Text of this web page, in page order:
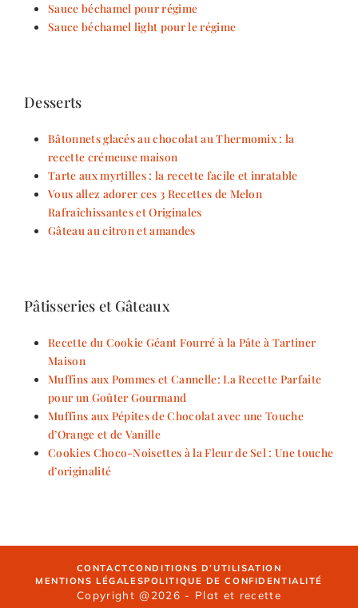
Sauce béchamel pour régime
Sauce béchamel light pour le régime
Desserts
Bâtonnets glacés au chocolat au Thermomix : la
recette crémeuse maison
Tarte aux myrtilles : la recette facile et inratable
Vous allez adorer ces 3 Recettes de Melon
Rafraîchissantes et Originales
Gâteau au citron et amandes
Pâtisseries et Gâteaux
Recette du Cookie Géant Fourré à la Pâte à Tartiner
Maison
Muffins aux Pommes et Cannelle: La Recette Parfaite
pour un Goûter Gourmand
Muffins aux Pépites de Chocolat avec une Touche
d’Orange et de Vanille
Cookies Choco-Noisettes à la Fleur de Sel : Une touche
d’originalité
CONTACTCONDITIONS D’UTILISATION
MENTIONS LÉGALESPOLITIQUE DE CONFIDENTIALITÉ
Copyright @2026 - Plat et recette